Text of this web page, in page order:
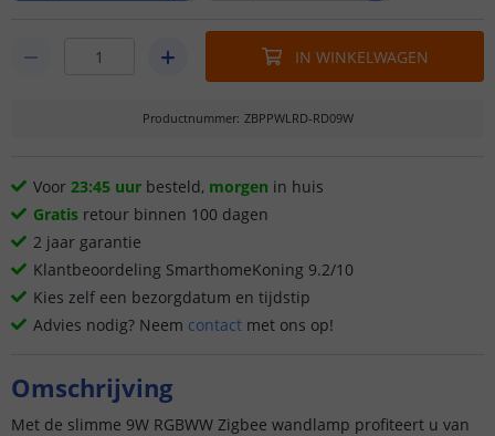
IN WINKELWAGEN
Productnummer: ZBPPWLRD-RD09W
Voor 23:45 uur besteld, morgen in huis
Gratis retour binnen 100 dagen
2 jaar garantie
Klantbeoordeling SmarthomeKoning 9.2/10
Kies zelf een bezorgdatum en tijdstip
Advies nodig? Neem contact met ons op!
Omschrijving
Met de slimme 9W RGBWW Zigbee wandlamp profiteert u van